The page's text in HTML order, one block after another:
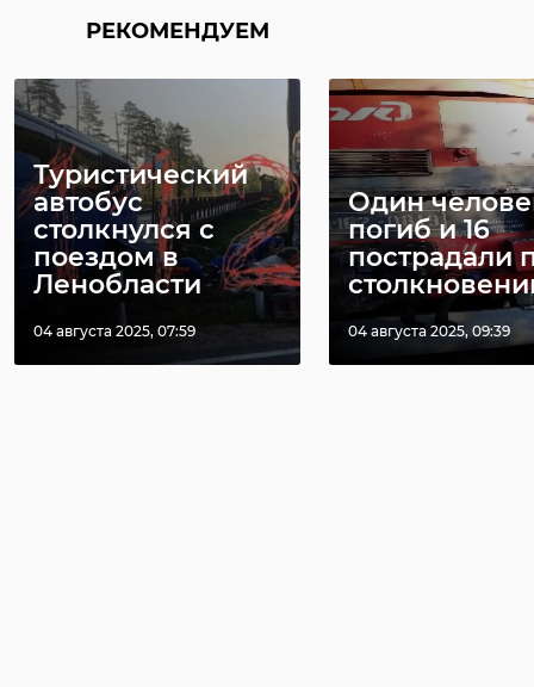
РЕКОМЕНДУЕМ
Туристический
автобус
столкнулся с
поездом в
Ленобласти
04 августа 2025, 07:59
Один
погиб и 16
пострадали
04 августа 2025, 09:39